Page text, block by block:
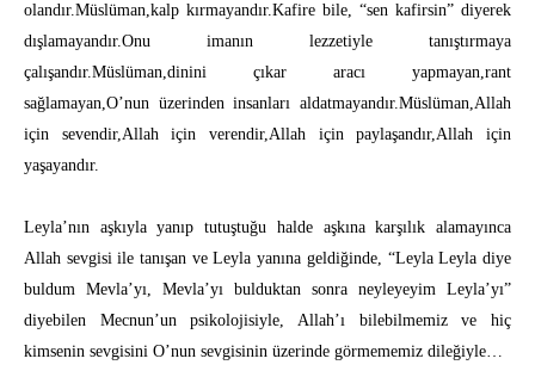
olandır.Müslüman,kalp kırmayandır.Kafire bile, “sen kafirsin” diyerek
dışlamayandır.Onu imanın lezzetiyle tanıştırmaya
çalışandır.Müslüman,dinini çıkar aracı yapmayan,rant
sağlamayan,O’nun üzerinden insanları aldatmayandır.Müslüman,Allah
için sevendir,Allah için verendir,Allah için paylaşandır,Allah için
yaşayandır.
Leyla’nın aşkıyla yanıp tutuştuğu halde aşkına karşılık alamayınca
Allah sevgisi ile tanışan ve Leyla yanına geldiğinde, “Leyla Leyla diye
buldum Mevla’yı, Mevla’yı bulduktan sonra neyleyeyim Leyla’yı”
diyebilen Mecnun’un psikolojisiyle, Allah’ı bilebilmemiz ve hiç
kimsenin sevgisini O’nun sevgisinin üzerinde görmememiz dileğiyle…